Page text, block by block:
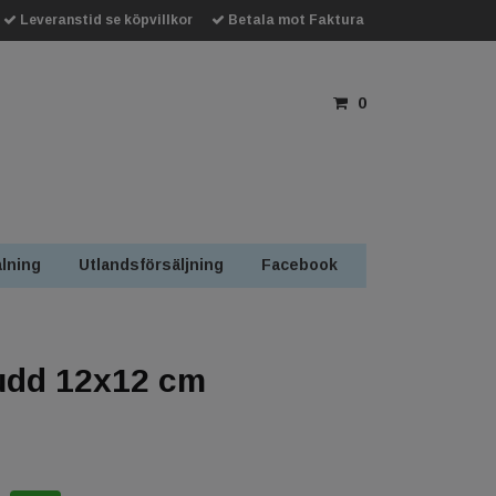
Leveranstid se köpvillkor Betala mot Faktura
0
Utlandsförsäljning Facebook
12x12 cm